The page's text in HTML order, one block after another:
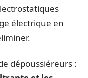
électrique en
dépoussiéreurs :